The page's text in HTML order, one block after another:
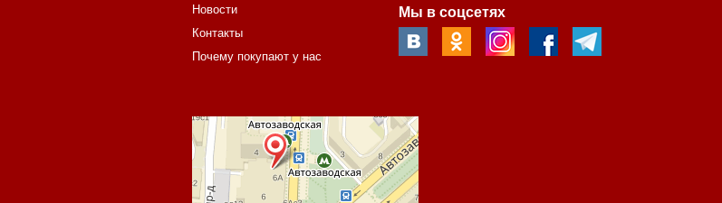
Новости
Контакты
Почему покупают у нас
Мы в соцсетях